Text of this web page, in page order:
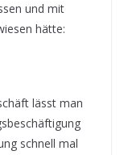
und mit
hätte:
lässt man
schnell mal